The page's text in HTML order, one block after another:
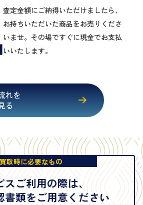
査定金額にご納得いただけましたら、
お持ちいただいた商品をお売りくださ
いませ。その場ですぐに現金でお支払
いいたします。
れを
る
買取時に必要なもの
スご利用の際は、
書類をご用意ください